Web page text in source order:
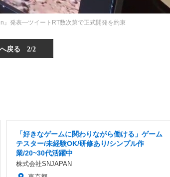
』発表―ツイートRT数次第で正式開発を約束
戻る 2/2
「好きなゲームに関わりながら働ける」ゲーム
テスター/未経験OK/研修あり/シンプル作
業/20~30代活躍中
株式会社SNJAPAN